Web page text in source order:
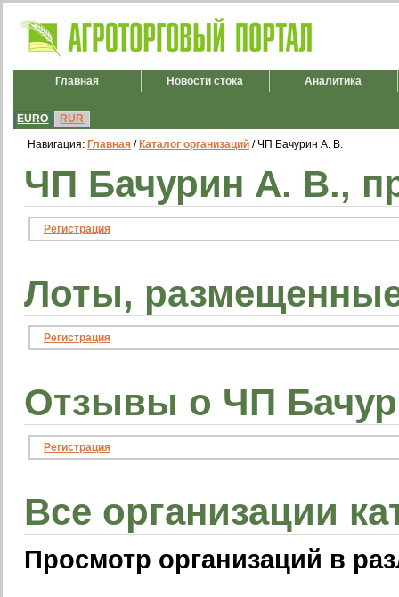
Главная Новости стока Аналитика
EURO RUR
Навигация: Главная / Каталог организаций / ЧП Бачурин А. В.
ЧП Бачурин А. В.,
Регистрация
Лоты,
Регистрация
Отзывы о ЧП
Регистрация
Все организации
Просмотр организаций в